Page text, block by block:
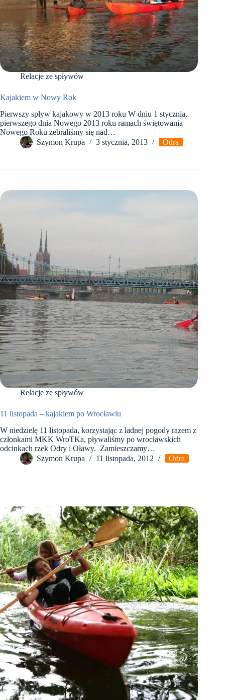
Relacje ze spływów
Kajakiem w Nowy Rok
Pierwszy spływ kajakowy w 2013 roku W dniu 1 stycznia,
pierwszego dnia Nowego 2013 roku ramach świętowania
Nowego Roku zebraliśmy się nad…
Szymon Krupa
3 stycznia, 2013 Odra
Relacje ze spływów
11 listopada – kajakiem po Wrocławiu
W niedzielę 11 listopada, korzystając z ładnej pogody razem z
członkami MKK WroTKa, pływaliśmy po wrocławskich
odcinkach rzek Odry i Oławy. Zamieszczamy…
Szymon Krupa
11 listopada, 2012 Odra